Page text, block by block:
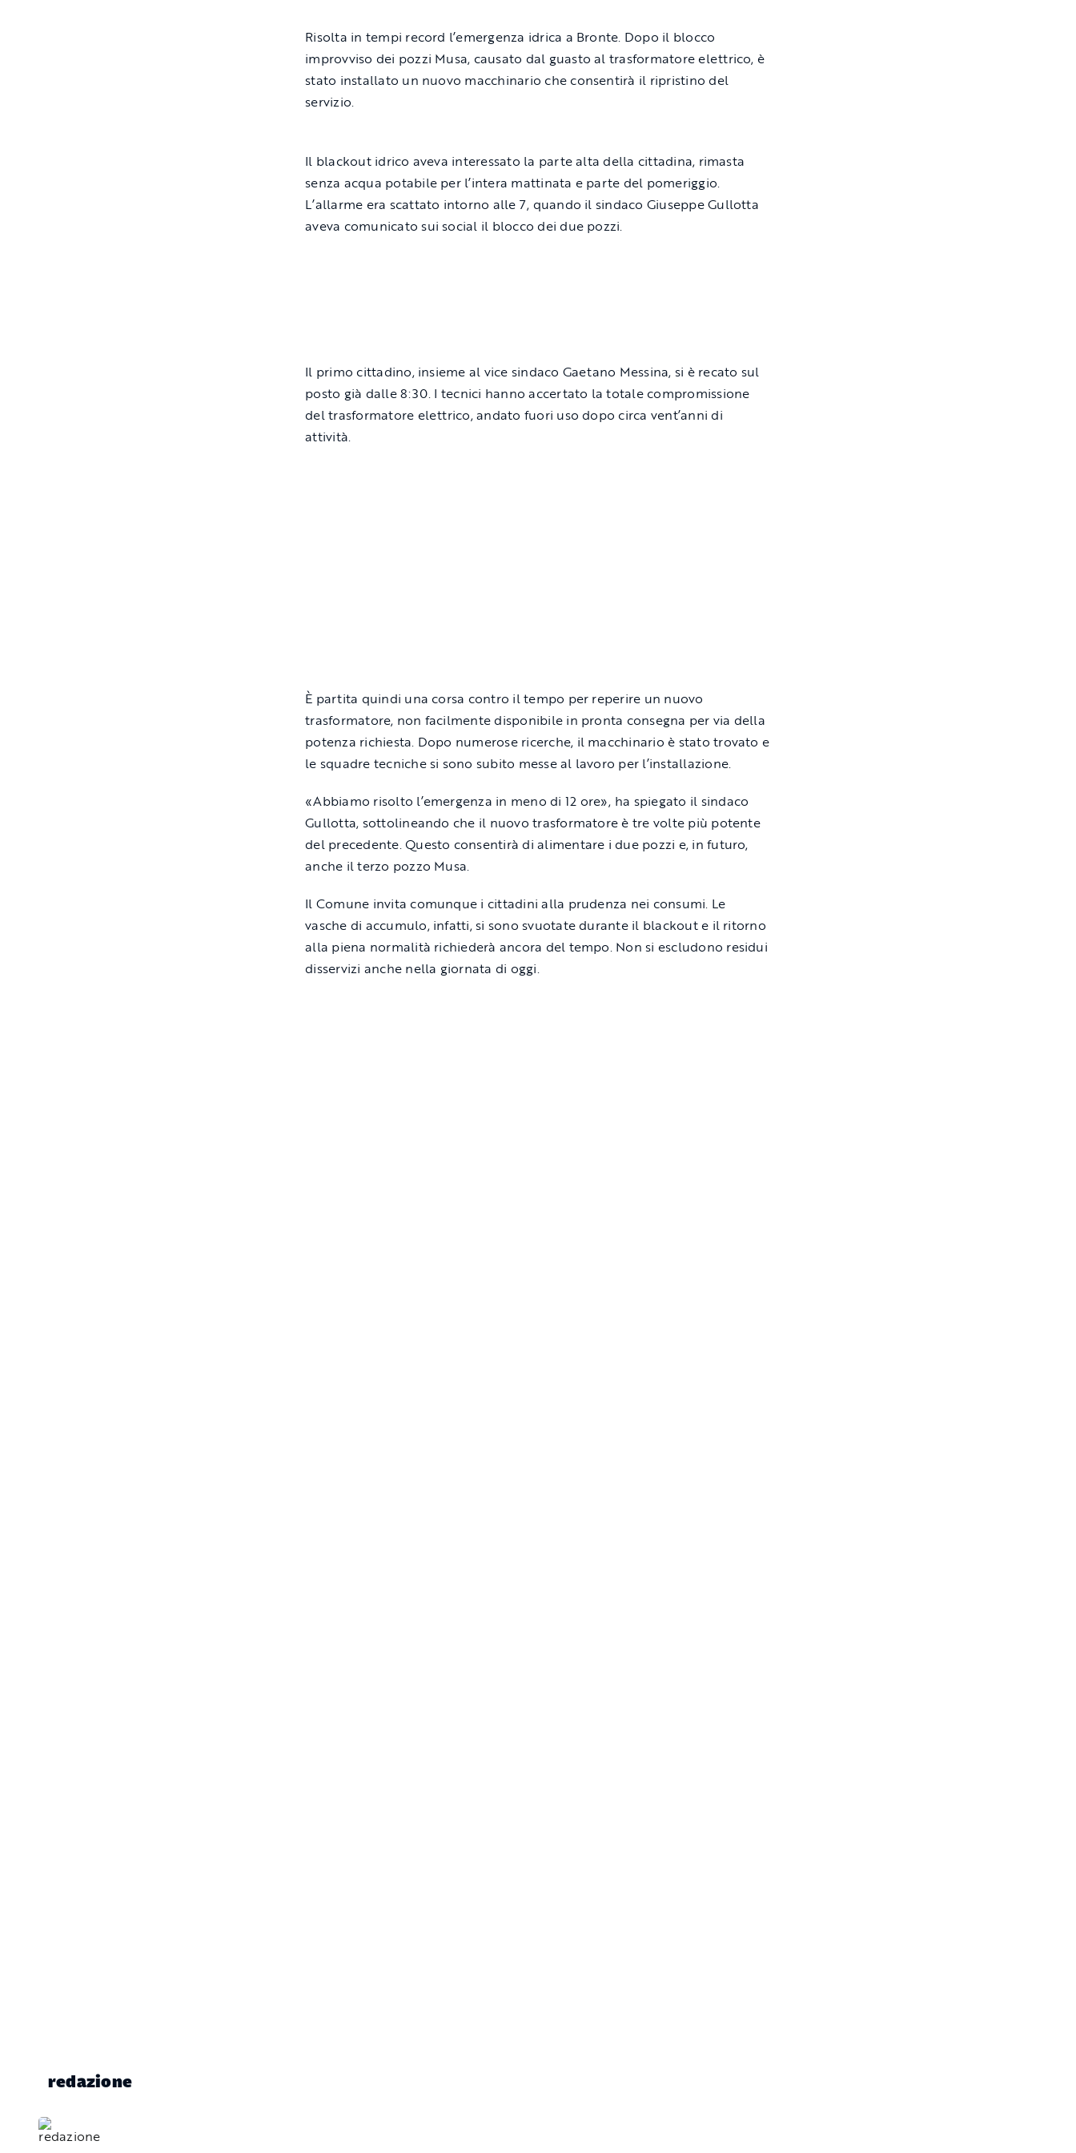
Risolta in tempi record l’emergenza idrica a Bronte. Dopo il blocco
improvviso dei pozzi Musa, causato dal guasto al trasformatore elettrico, è
stato installato un nuovo macchinario che consentirà il ripristino del
servizio.
Il blackout idrico aveva interessato la parte alta della cittadina, rimasta
senza acqua potabile per l’intera mattinata e parte del pomeriggio.
L’allarme era scattato intorno alle 7, quando il sindaco Giuseppe Gullotta
aveva comunicato sui social il blocco dei due pozzi.
Il primo cittadino, insieme al vice sindaco Gaetano Messina, si è recato sul
posto già dalle 8:30. I tecnici hanno accertato la totale compromissione
del trasformatore elettrico, andato fuori uso dopo circa vent’anni di
attività.
È partita quindi una corsa contro il tempo per reperire un nuovo
trasformatore, non facilmente disponibile in pronta consegna per via della
potenza richiesta. Dopo numerose ricerche, il macchinario è stato trovato e
le squadre tecniche si sono subito messe al lavoro per l’installazione.
«Abbiamo risolto l’emergenza in meno di 12 ore», ha spiegato il sindaco
Gullotta, sottolineando che il nuovo trasformatore è tre volte più potente
del precedente. Questo consentirà di alimentare i due pozzi e, in futuro,
anche il terzo pozzo Musa.
Il Comune invita comunque i cittadini alla prudenza nei consumi. Le
vasche di accumulo, infatti, si sono svuotate durante il blackout e il ritorno
alla piena normalità richiederà ancora del tempo. Non si escludono residui
disservizi anche nella giornata di oggi.
redazione